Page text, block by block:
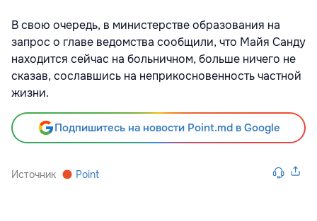
В свою очередь, в министерстве образования на
запрос о главе ведомства сообщили, что Майя Санду
находится сейчас на больничном, больше ничего не
сказав, сославшись на неприкосновенность частной
жизни.
Подпишитесь на новости Point.md в Google
Источник Point